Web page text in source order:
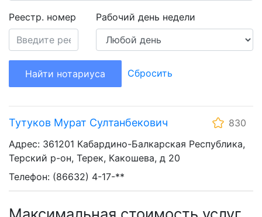
Реестр. номер Рабочий день недели
Найти нотариуса Сбросить
Тутуков Мурат Султанбекович
830
Адрес: 361201 Кабардино-Балкарская Республика,
Терский р-он, Терек, Какошева, д 20
Телефон: (86632) 4-17-**